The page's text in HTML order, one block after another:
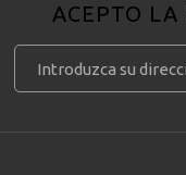
ACEPTO LA